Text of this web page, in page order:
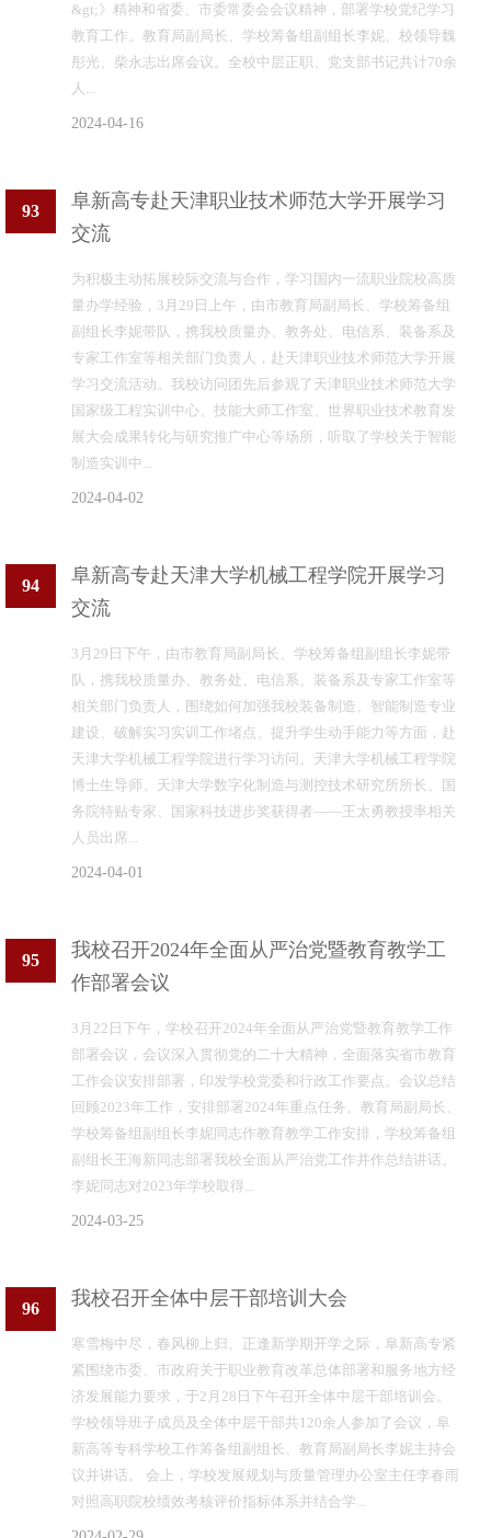
&gt;》精神和省委、市委常委会会议精神，部署学校党纪学习
教育工作。教育局副局长、学校筹备组副组长李妮、校领导魏
彤光、柴永志出席会议。全校中层正职、党支部书记共计70余
人...
2024-04-16
93
阜新高专赴天津职业技术师范大学开展学习
交流
为积极主动拓展校际交流与合作，学习国内一流职业院校高质
量办学经验，3月29日上午，由市教育局副局长、学校筹备组
副组长李妮带队，携我校质量办、教务处、电信系、装备系及
专家工作室等相关部门负责人，赴天津职业技术师范大学开展
学习交流活动。我校访问团先后参观了天津职业技术师范大学
国家级工程实训中心、技能大师工作室、世界职业技术教育发
展大会成果转化与研究推广中心等场所，听取了学校关于智能
制造实训中...
2024-04-02
94
阜新高专赴天津大学机械工程学院开展学习
交流
3月29日下午，由市教育局副局长、学校筹备组副组长李妮带
队，携我校质量办、教务处、电信系、装备系及专家工作室等
相关部门负责人，围绕如何加强我校装备制造、智能制造专业
建设、破解实习实训工作堵点、提升学生动手能力等方面，赴
天津大学机械工程学院进行学习访问。天津大学机械工程学院
博士生导师、天津大学数字化制造与测控技术研究所所长、国
务院特贴专家、国家科技进步奖获得者——王太勇教授率相关
人员出席...
2024-04-01
95
我校召开2024年全面从严治党暨教育教学工
作部署会议
3月22日下午，学校召开2024年全面从严治党暨教育教学工作
部署会议，会议深入贯彻党的二十大精神，全面落实省市教育
工作会议安排部署，印发学校党委和行政工作要点。会议总结
回顾2023年工作，安排部署2024年重点任务。教育局副局长、
学校筹备组副组长李妮同志作教育教学工作安排，学校筹备组
副组长王海新同志部署我校全面从严治党工作并作总结讲话。
李妮同志对2023年学校取得...
2024-03-25
96 我校召开全体中层干部培训大会
寒雪梅中尽，春风柳上归。正逢新学期开学之际，阜新高专紧
紧围绕市委、市政府关于职业教育改革总体部署和服务地方经
济发展能力要求，于2月28日下午召开全体中层干部培训会。
学校领导班子成员及全体中层干部共120余人参加了会议，阜
新高等专科学校工作筹备组副组长、教育局副局长李妮主持会
议并讲话。 会上，学校发展规划与质量管理办公室主任李春雨
对照高职院校绩效考核评价指标体系并结合学...